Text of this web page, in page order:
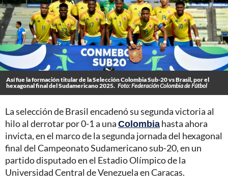
Así fue la formación titular de la Selección Colombia Sub-20 vs Brasil, por el
hexagonal final del Sudamericano 2025. Foto: Federación Colombia de Fútbol
La selección de Brasil encadenó su segunda victoria al
hilo al derrotar por 0-1 a unaColombiahasta ahora
invicta, en el marco de la segunda jornada del hexagonal
final del Campeonato Sudamericano sub-20, en un
partido disputado en el Estadio Olímpico de la
Universidad Central de Venezuela en Caracas.